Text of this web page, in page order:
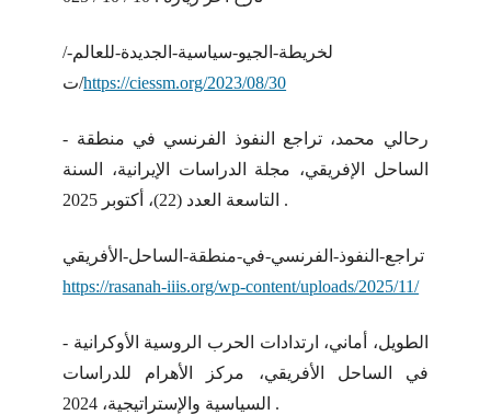
/لخريطة-الجيو-سياسية-الجديدة-للعالم-
ت/https://ciessm.org/2023/08/30
- رحالي محمد، تراجع النفوذ الفرنسي في منطقة
الساحل الإفريقي، مجلة الدراسات الإيرانية، السنة
التاسعة العدد (22)، أكتوبر 2025 .
تراجع-النفوذ-الفرنسي-في-منطقة-الساحل-الأفريقي
https://rasanah-iiis.org/wp-content/uploads/2025/11/
- الطويل، أماني، ارتدادات الحرب الروسية الأوكرانية
في الساحل الأفريقي، مركز الأهرام للدراسات
السياسية والإستراتيجية، 2024 .